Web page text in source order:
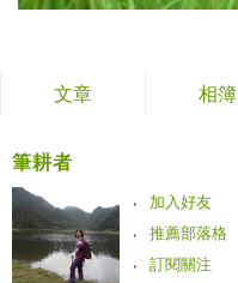
文章 相簿
筆耕者
加入好友
推薦部落格
訂閱關注